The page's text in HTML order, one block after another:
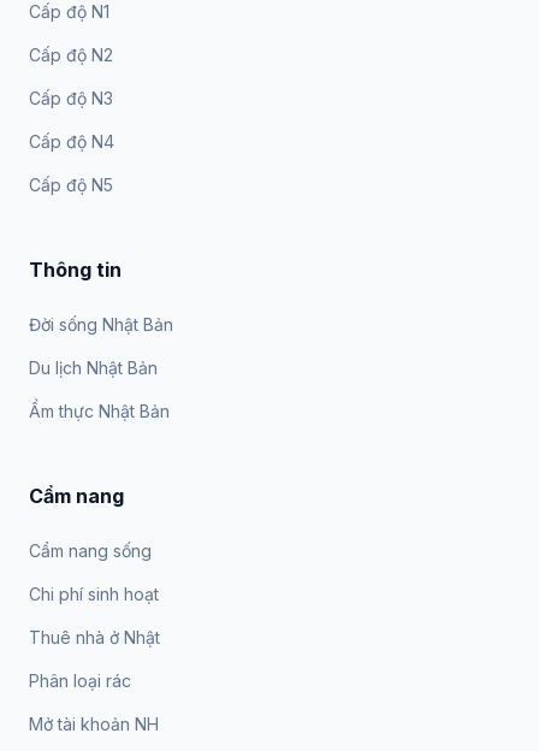
Cấp độ N1
Cấp độ N2
Cấp độ N3
Cấp độ N4
Cấp độ N5
Thông tin
Đời sống Nhật Bản
Du lịch Nhật Bản
Ẩm thực Nhật Bản
Cẩm nang
Cẩm nang sống
Chi phí sinh hoạt
Thuê nhà ở Nhật
Phân loại rác
Mở tài khoản NH